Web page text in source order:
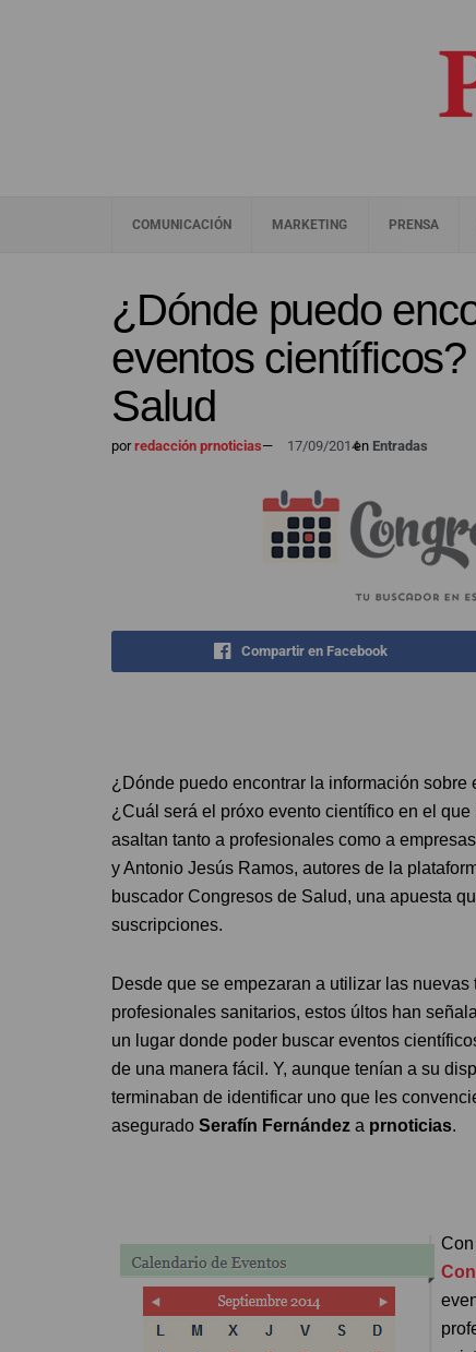
COMUNICACIÓN MARKETING PRENSA
¿Dónde puedo
eventos
Salud
porredacción prnoticias— 17/09/2014en Entradas
Compartir en Facebook
¿Dónde puedo encontrar la información
¿Cuál será el próxo evento científico en el
asaltan tanto a profesionales como a
y Antonio Jesús Ramos, autores de la
buscador Congresos de Salud, una apuesta
suscripciones.
Desde que se empezaran a utilizar las
profesionales sanitarios, estos últos han
un lugar donde poder buscar eventos
de una manera fácil. Y, aunque tenían a su
terminaban de identificar uno que les
asegurado Serafín Fernández a prnoticias.